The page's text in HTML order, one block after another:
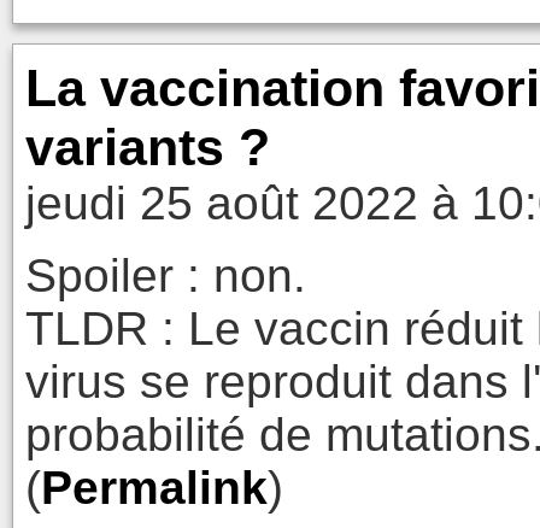
La vaccination
variants ?
jeudi 25 août 2022 à
Spoiler : non.
TLDR : Le vaccin
virus se reproduit dans
probabilité de
(Permalink)